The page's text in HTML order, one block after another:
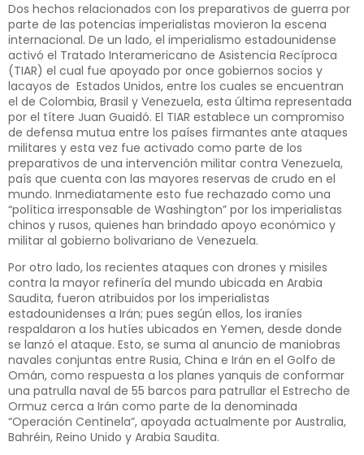
Dos hechos relacionados con los preparativos de guerra por
parte de las potencias imperialistas movieron la escena
internacional. De un lado, el imperialismo estadounidense
activó el Tratado Interamericano de Asistencia Recíproca
(TIAR) el cual fue apoyado por once gobiernos socios y
lacayos de Estados Unidos, entre los cuales se encuentran
el de Colombia, Brasil y Venezuela, esta última representada
por el títere Juan Guaidó. El TIAR establece un compromiso
de defensa mutua entre los países firmantes ante ataques
militares y esta vez fue activado como parte de los
preparativos de una intervención militar contra Venezuela,
país que cuenta con las mayores reservas de crudo en el
mundo. Inmediatamente esto fue rechazado como una
“política irresponsable de Washington” por los imperialistas
chinos y rusos, quienes han brindado apoyo económico y
militar al gobierno bolivariano de Venezuela.
Por otro lado, los recientes ataques con drones y misiles
contra la mayor refinería del mundo ubicada en Arabia
Saudita, fueron atribuidos por los imperialistas
estadounidenses a Irán; pues según ellos, los iraníes
respaldaron a los hutíes ubicados en Yemen, desde donde
se lanzó el ataque. Esto, se suma al anuncio de maniobras
navales conjuntas entre Rusia, China e Irán en el Golfo de
Omán, como respuesta a los planes yanquis de conformar
una patrulla naval de 55 barcos para patrullar el Estrecho de
Ormuz cerca a Irán como parte de la denominada
“Operación Centinela”, apoyada actualmente por Australia,
Bahréin, Reino Unido y Arabia Saudita.